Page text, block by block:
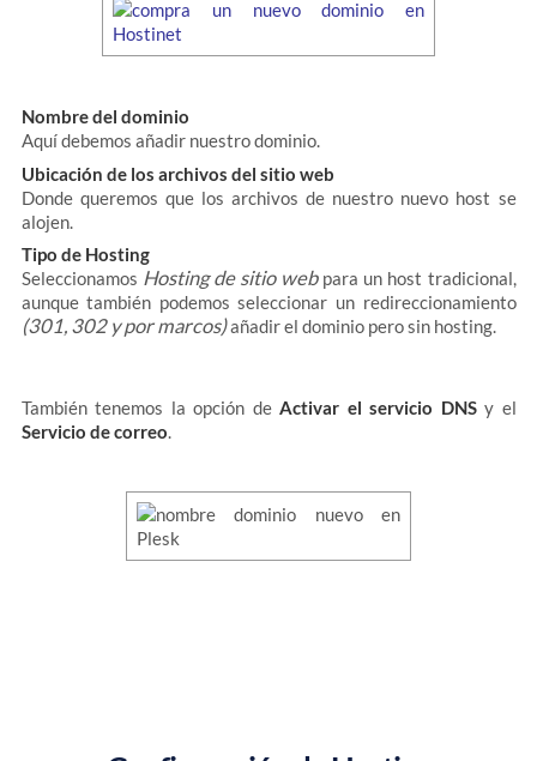
Nombre del dominio
Aquí debemos añadir nuestro dominio.
Ubicación de los archivos del sitio web
Donde queremos que los archivos de nuestro nuevo host se
alojen.
Tipo de Hosting
Seleccionamos Hosting de sitio webpara un host tradicional,
aunque también podemos seleccionar un redireccionamiento
(301, 302 y por marcos)añadir el dominio pero sin hosting.
También tenemos la opción de Activar el servicio DNSy el
Servicio de correo